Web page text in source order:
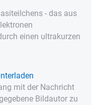
- das aus
einen ultrakurzen
mit der Nachricht
Bildautor zu